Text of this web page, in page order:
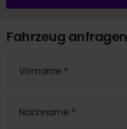
Fahrzeug anfragen
Vorname *
Nachname *